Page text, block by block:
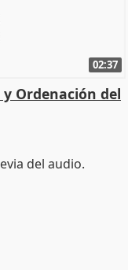
02:37
Ordenación del